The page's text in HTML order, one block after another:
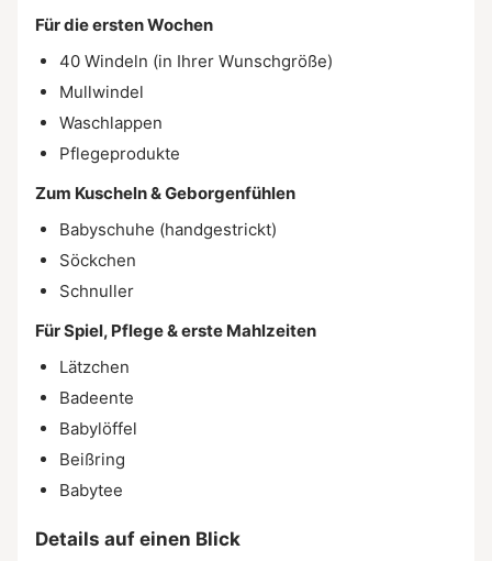
Für die ersten Wochen
40 Windeln (in Ihrer Wunschgröße)
Mullwindel
Waschlappen
Pflegeprodukte
Zum Kuscheln & Geborgenfühlen
Babyschuhe (handgestrickt)
Söckchen
Schnuller
Für Spiel, Pflege & erste Mahlzeiten
Lätzchen
Badeente
Babylöffel
Beißring
Babytee
Details auf einen Blick